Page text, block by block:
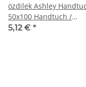
özdilek Ashley
50x100 Handtuch /
Handtücher
5,12 € *